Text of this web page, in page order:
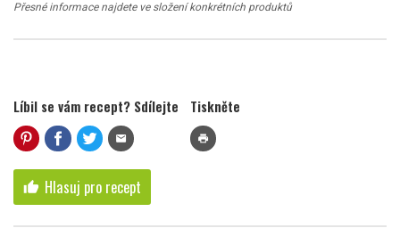
Přesné informace najdete ve složení konkrétních produktů
Líbil se vám recept? Sdílejte
mail
Tiskněte
print
thumb_up Hlasuj pro recept